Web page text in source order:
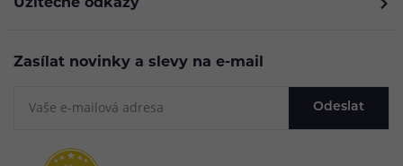
Užitečné odkazy
Zasílat novinky a slevy na e-mail
Odeslat